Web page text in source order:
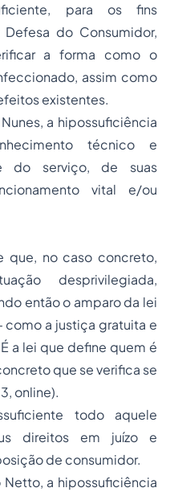
para os fins
do Consumidor,
a forma como o
assim como
existentes.
a hipossuficiência
técnico e
do serviço, de suas
vital e/ou
que, no caso concreto,
desprivilegiada,
então o amparo da lei
a justiça gratuita e
a lei que define quem é
que se verifica se
online).
todo aquele
direitos em juízo e
de consumidor.
Netto, a hipossuficiência